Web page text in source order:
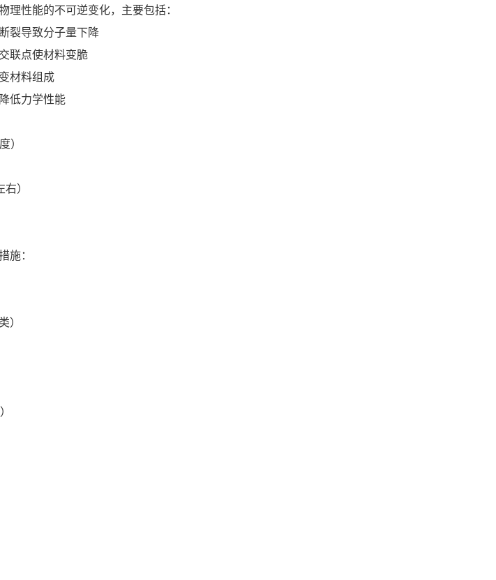
理性能的不可逆变化，主要包括：
裂导致分子量下降
联点使材料变脆
材料组成
低力学性能
）
）
施：
）